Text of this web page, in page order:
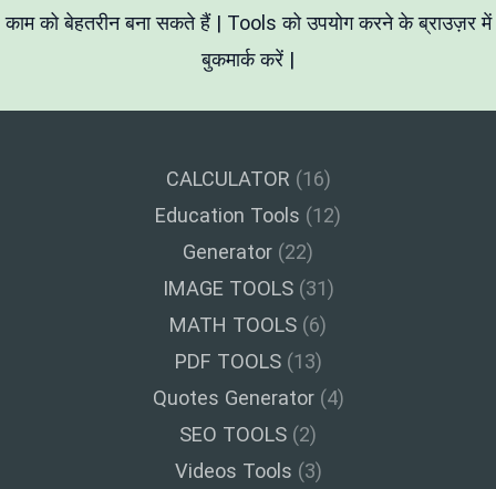
काम को बेहतरीन बना सकते हैं | Tools को उपयोग करने के ब्राउज़र में
बुकमार्क करें |
CALCULATOR (16)
Education Tools (12)
Generator (22)
IMAGE TOOLS(31)
MATH TOOLS (6)
PDF TOOLS(13)
Quotes Generator(4)
SEO TOOLS (2)
Videos Tools (3)